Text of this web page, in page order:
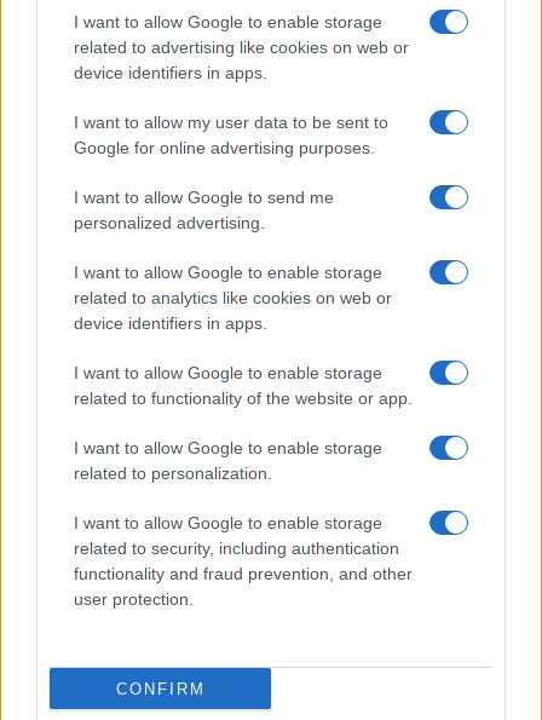
I want to allow Google to enable storage
related to advertising like cookies on web or
device identifiers in apps.
I want to allow my user data to be sent to
Google for online advertising purposes.
I want to allow Google to send me
personalized advertising.
I want to allow Google to enable storage
related to analytics like cookies on web or
device identifiers in apps.
I want to allow Google to enable storage
related to functionality of the website or app.
I want to allow Google to enable storage
related to personalization.
I want to allow Google to enable storage
related to security, including authentication
functionality and fraud prevention, and other
user protection.
CONFIRM
Continua a leggere
Outfit curvy estate 2026: come conquistare con stile
ad un appuntamento romantico